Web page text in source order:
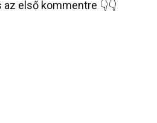
első kommentre 👇👇